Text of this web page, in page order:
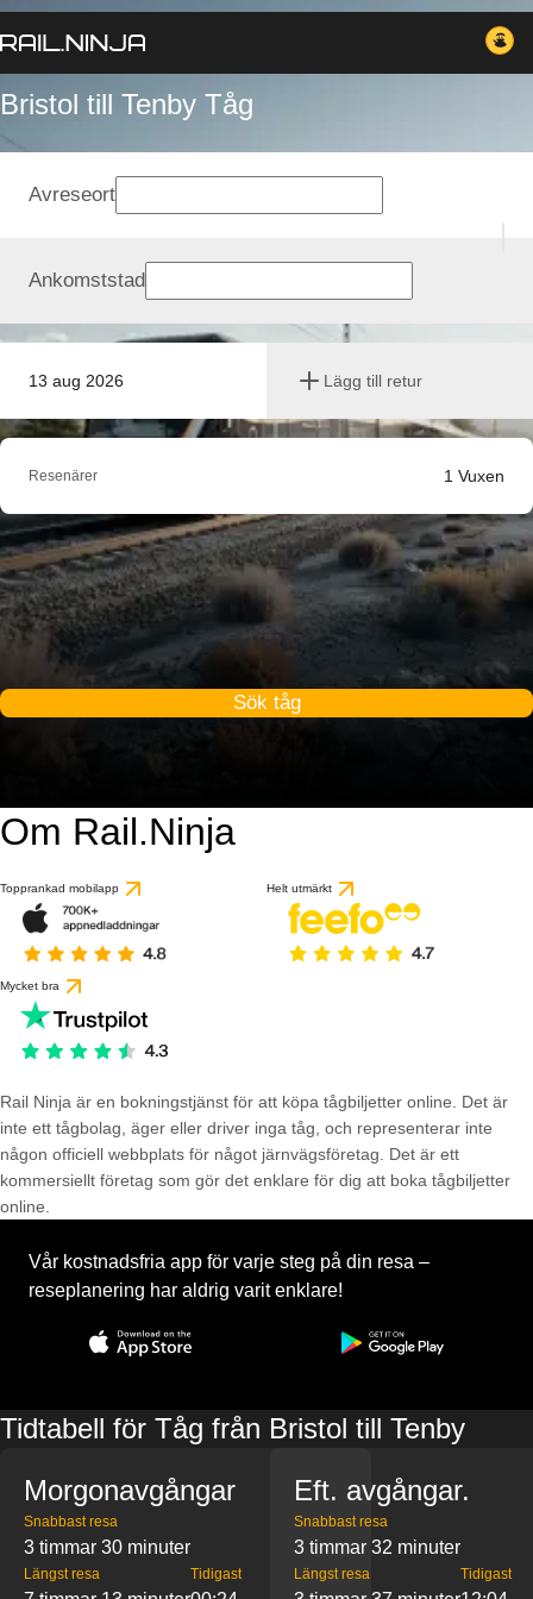
Bristol till Tenby Tåg
13 aug 2026 Lägg till retur
Avreseort
Ankomststad
Resenärer 1 Vuxen
Sök tåg
Om Rail.Ninja
Topprankad mobilapp Helt utmärkt
Mycket bra
Rail Ninja är en bokningstjänst för att köpa tågbiljetter online. Det är
inte ett tågbolag, äger eller driver inga tåg, och representerar inte
någon officiell webbplats för något järnvägsföretag. Det är ett
kommersiellt företag som gör det enklare för dig att boka tågbiljetter
online.
Vår kostnadsfria app för varje steg på din resa –
reseplanering har aldrig varit enklare!
Tidtabell för Tåg från Bristol till Tenby
Morgonavgångar
Snabbast resa
3 timmar 30 minuter
Längst resa Tidigast
Eft. avgångar.
Snabbast resa
3 timmar 32 minuter
Längst resa Tidigast